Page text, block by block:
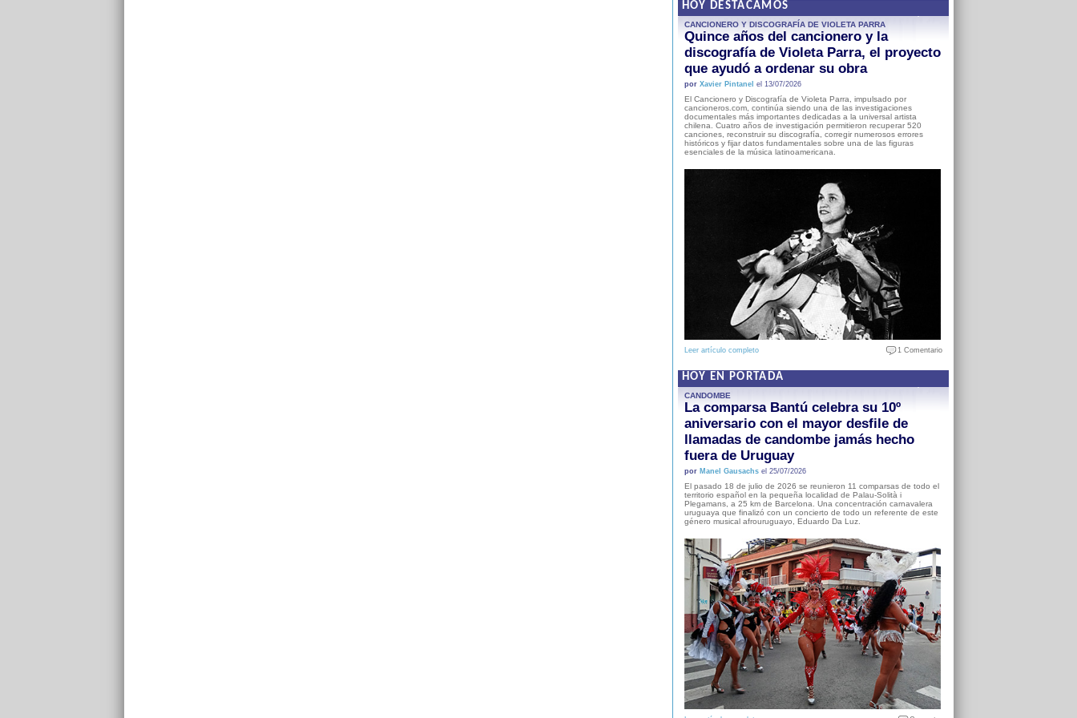
HOY DESTACAMOS
CANCIONERO Y DISCOGRAFÍA DE VIOLETA PARRA
Quince años del cancionero y la
discografía de Violeta Parra, el proyecto
que ayudó a ordenar su obra
por Xavier Pintanel el 13/07/2026
El Cancionero y Discografía de Violeta Parra, impulsado por
cancioneros.com, continúa siendo una de las investigaciones
documentales más importantes dedicadas a la universal artista
chilena. Cuatro años de investigación permitieron recuperar 520
canciones, reconstruir su discografía, corregir numerosos errores
históricos y fijar datos fundamentales sobre una de las figuras
esenciales de la música latinoamericana.
Leer artículo completo 1 Comentario
HOY EN PORTADA
CANDOMBE
La comparsa Bantú celebra su 10º
aniversario con el mayor desfile de
llamadas de candombe jamás hecho
fuera de Uruguay
por Manel Gausachsel 25/07/2026
El pasado 18 de julio de 2026 se reunieron 11 comparsas de todo el
territorio español en la pequeña localidad de Palau-Solità i
Plegamans, a 25 km de Barcelona. Una concentración carnavalera
uruguaya que finalizó con un concierto de todo un referente de este
género musical afrouruguayo, Eduardo Da Luz.